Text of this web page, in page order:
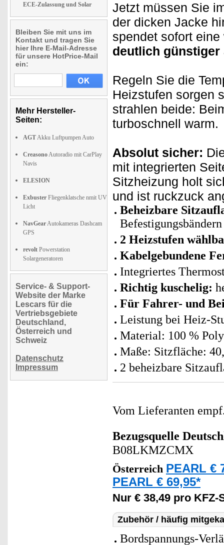
ECE-Zulassung und Solar
Bleiben Sie mit uns im
Kontakt und tragen Sie
hier Ihre E-Mail-Adresse
für unsere HotPrice-Mail
ein:
Mehr Hersteller-
Seiten:
AGTAkku Luftpumpen Auto
CreasonoAutoradio mit CarPlay
Navis
ELESION
Exbuster Fliegenklatsche nmit UV
Licht
NavGearAutokameras Dashcam
GPS
revolt Powerstation
Solargeneratoren
Service- & Support-
Website der Marke
Lescars für die
Vertriebsgebiete
Deutschland,
Österreich und
Schweiz
Datenschutz
Impressum
Jetzt müssen Sie
der dicken Jacke
spendet sofort eine
deutlich günstiger
Regeln Sie die
Heizstufen sorgen
strahlen beide:
turboschnell warm.
Absolut sicher:
mit integrierten
Sitzheizung holt
und ist ruckzuck
Beheizbare
Befestigungsbändern
2 Heizstufen
Kabelgebundene
Integriertes
Richtig kuschelig:
Für Fahrer- und
Leistung bei Heiz-
Material: 100 %
Maße: Sitzfläche:
2 beheizbare
Vom Lieferanten
Bezugsquelle
B08LKMZCMX
Österreich PEARL €
PEARL € 69,95*
Nur € 38,49 pro KFZ-
Zubehör / häufig
Bordspannungs-